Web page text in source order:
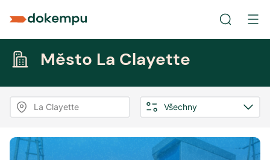
Město La Clayette
La Clayette Všechny